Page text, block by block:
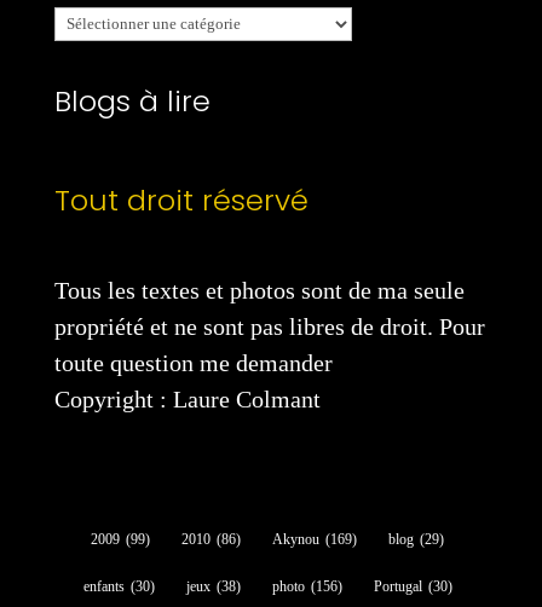
Mes
catégories
Blogs à lire
Tout droit réservé
Tous les textes et photos sont de ma seule
propriété et ne sont pas libres de droit. Pour
toute question me demander
Copyright : Laure Colmant
2009 (99) 2010 (86) Akynou (169) blog (29)
enfants (30) jeux (38) photo (156) Portugal (30)